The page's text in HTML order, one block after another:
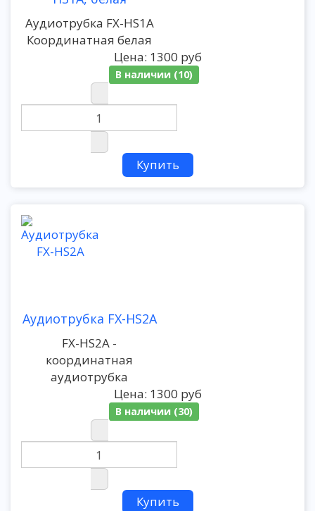
Аудиотрубка FX-HS1A
Координатная белая
Цена: 1300 руб
В наличии (10)
Аудиотрубка FX-HS2A
FX-HS2A -
координатная
аудиотрубка
Цена: 1300 руб
В наличии (30)